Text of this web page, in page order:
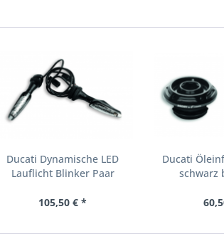
Ducati Dynamische LED
Lauflicht Blinker Paar
105,50 € *
Ducati
schwarz